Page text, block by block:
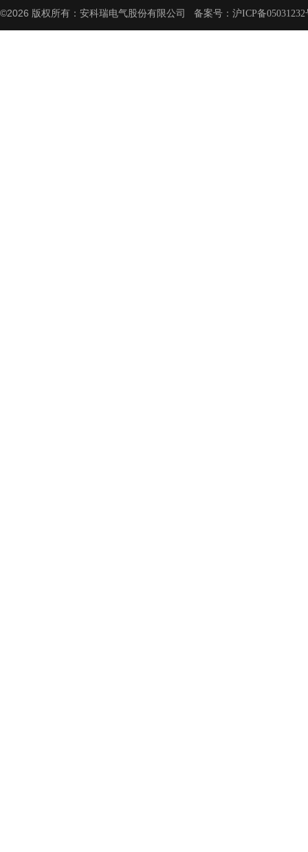
©2026 版权所有：安科瑞电气股份有限公司 备案号： 沪ICP备05031232